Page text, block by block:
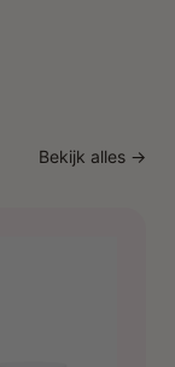
Bekijk alles →